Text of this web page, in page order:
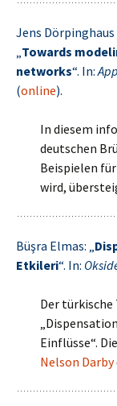
Jens
„Towards
networks“. In:
(online).
In diesem
deutschen
Beispielen
wird,
Büşra Elmas: „
Etkileri“. In:
Der
Einflüsse“.
Nelson Darby